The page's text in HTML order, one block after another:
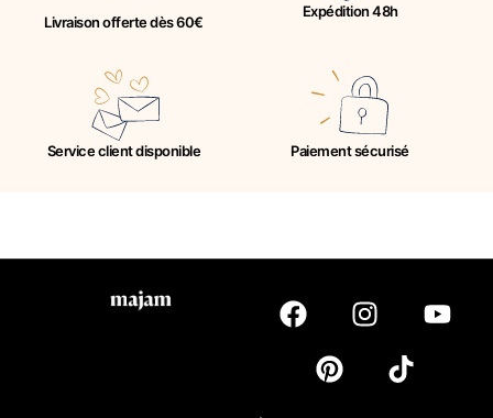
Livraison offerte dès 60€
Expédition 48h
Service client disponible Paiement sécurisé